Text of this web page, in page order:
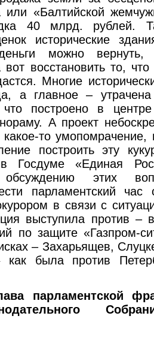
или «Балтийской
40 млрд. рублей.
исторические
можно вернуть,
восстановить то,
Многие
а главное – утрачена
построено в центре
А проект
то умопомрачение,
построить эту
Госдуме «Единая
обсуждению этих
парламентский час
в связи с
выступила против –
по защите «Газпром-
– Захарьящев,
как была против
парламентской